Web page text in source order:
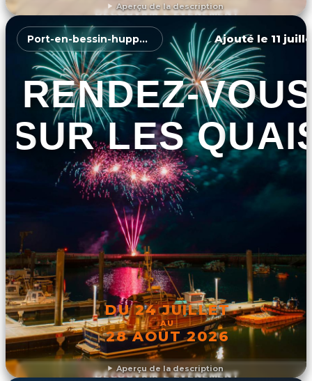
Aperçu de la description
DÉCOUVRIR L'ÉVÉNEMENT
Aperçu de la description
Port-en-bessin-huppain Ajouté le 11
RENDEZ-VOUS
SUR LES
DU 24 JUILLET
AU
28 AOÛT 2026
DÉCOUVRIR L'ÉVÉNEMENT